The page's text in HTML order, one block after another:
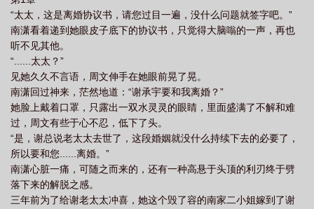
“太太，这是离婚协议书，请您过目一遍，没什么问题就签字吧。”
南潇看着递到她眼皮子底下的协议书，只觉得大脑嗡的一声，再也
听不见其他。
“......太太？”
见她久久不言语，周文伸手在她眼前晃了晃。
南潇回过神来，茫然地道：“谢承宇要和我离婚？”
她脸上戴着口罩，只露出一双水灵灵的眼睛，里面盛满了不解和难
过，周文有些于心不忍，低下了头。
“是，谢总说老太太去世了，这段婚姻就没什么持续下去的必要了，
所以要和您......离婚。”
南潇心脏一痛，可随之而来的，还有一种高悬于头顶的利刃终于劈
落下来的解脱之感。
三年前为了给谢老太太冲喜，她这个毁了容的南家二小姐嫁到了谢